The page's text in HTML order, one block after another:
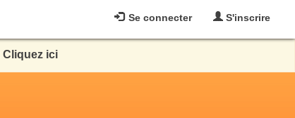
Se connecter S'inscrire
Cliquez ici